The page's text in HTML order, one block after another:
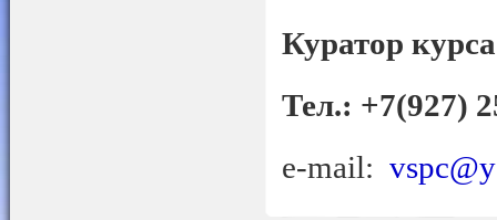
Куратор
Тел.: +7(927)
e-mail: